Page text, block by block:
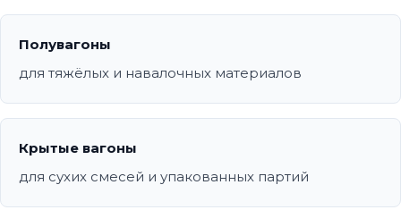
Полувагоны
для тяжёлых и навалочных материалов
Крытые вагоны
для сухих смесей и упакованных партий